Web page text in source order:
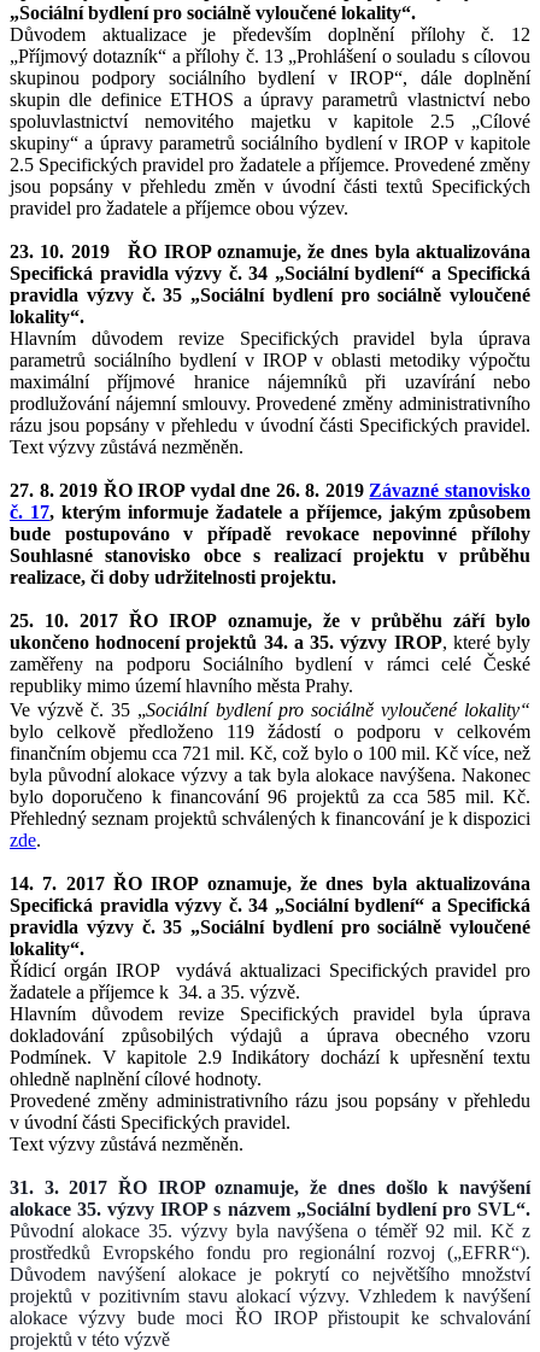
„Sociální bydlení pro sociálně vyloučené lokality“.
Důvodem aktualizace je především doplnění přílohy č. 12
„Příjmový dotazník“ a přílohy č. 13 „Prohlášení o souladu s cílovou
skupinou podpory sociálního bydlení v IROP“, dále doplnění
skupin dle definice ETHOS a úpravy parametrů vlastnictví nebo
spoluvlastnictví nemovitého majetku v kapitole 2.5 „Cílové
skupiny“ a úpravy parametrů sociálního bydlení v IROP v kapitole
2.5 Specifických pravidel pro žadatele a příjemce. Provedené změny
jsou popsány v přehledu změn v úvodní části textů Specifických
pravidel pro žadatele a příjemce obou výzev.
23. 10. 2019
ŘO IROP oznamuje, že dnes byla aktualizována
Specifická pravidla výzvy č. 34 „Sociální bydlení“ a Specifická
pravidla výzvy č. 35 „Sociální bydlení pro sociálně vyloučené
lokality“.
Hlavním důvodem revize Specifických pravidel byla úprava
parametrů sociálního bydlení v IROP v oblasti metodiky výpočtu
maximální příjmové hranice nájemníků při uzavírání nebo
prodlužování nájemní smlouvy. Provedené změny administrativního
rázu jsou popsány v přehledu v úvodní části Specifických pravidel.
Text výzvy zůstává nezměněn.
27. 8. 2019 ŘO IROP vydal dne 26. 8. 2019 Závazné stanovisko
č. 17, kterým informuje žadatele a příjemce, jakým způsobem
bude postupováno v případě revokace nepovinné přílohy
Souhlasné stanovisko obce s realizací projektu v průběhu
realizace, či doby udržitelnosti projektu.​
25. 10. 2017 ŘO IROP oznamuje, že v průběhu září bylo
ukončeno hodnocení projektů 34. a 35. výzvy IROP, které byly
zaměřeny na podporu Sociálního bydlení v rámci celé České
republiky mimo území hlavního města Prahy.
Ve výzvě č. 35 „Sociální bydlení pro sociálně vyloučené lokality“
bylo celkově předloženo 119 žádostí o podporu v celkovém
finančním objemu cca 721 mil. Kč, což bylo o 100 mil. Kč více, než
byla původní alokace výzvy a tak byla alokace navýšena. Nakonec
bylo doporučeno k financování 96 projektů za cca 585 mil. Kč.
Přehledný seznam projektů schválených k financování je k dispozici
zde.
14. 7. 2017 ŘO IROP oznamuje, že dnes byla aktualizována
Specifická pravidla výzvy č. 34 „Sociální bydlení“ a Specifická
pravidla výzvy č. 35 „Sociální bydlení pro sociálně vyloučené
lokality“.
Řídicí orgán IROP vydává aktualizaci Specifických pravidel pro
žadatele a příjemce k 34. a 35. výzvě.
Hlavním důvodem revize Specifických pravidel byla úprava
dokladování způsobilých výdajů a úprava obecného vzoru
Podmínek. V kapitole 2.9 Indikátory dochází k upřesnění textu
ohledně naplnění cílové hodnoty.
Provedené změny administrativního rázu jsou popsány v přehledu
v úvodní části Specifických pravidel.
Text výzvy zůstává nezměněn.
31. 3. 2017 ŘO IROP oznamuje, že dnes došlo k navýšení
alokace 35. výzvy IROP s názvem „Sociální bydlení pro SVL“.
Původní alokace 35. výzvy byla navýšena o téměř 92 mil. Kč z
prostředků Evropského fondu pro regionální rozvoj („EFRR“).
Důvodem navýšení alokace je pokrytí co největšího množství
projektů v pozitivním stavu alokací výzvy. Vzhledem k navýšení
alokace výzvy bude moci ŘO IROP přistoupit ke schvalování
projektů v této výzvě